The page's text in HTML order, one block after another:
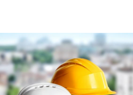
caschetti-sicurezza